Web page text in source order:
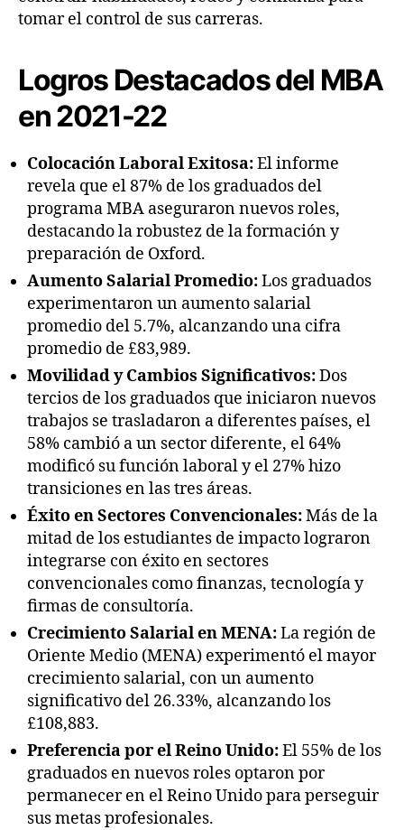
tomar el control de sus carreras.
Logros Destacados del MBA
en 2021-22
Colocación Laboral Exitosa:El informe
revela que el 87% de los graduados del
programa MBA aseguraron nuevos roles,
destacando la robustez de la formación y
preparación de Oxford.
Aumento Salarial Promedio:Los graduados
experimentaron un aumento salarial
promedio del 5.7%, alcanzando una cifra
promedio de £83,989.
Movilidad y Cambios Significativos:Dos
tercios de los graduados que iniciaron nuevos
trabajos se trasladaron a diferentes países, el
58% cambió a un sector diferente, el 64%
modificó su función laboral y el 27% hizo
transiciones en las tres áreas.
Éxito en Sectores Convencionales:Más de la
mitad de los estudiantes de impacto lograron
integrarse con éxito en sectores
convencionales como finanzas, tecnología y
firmas de consultoría.
Crecimiento Salarial en MENA:La región de
Oriente Medio (MENA) experimentó el mayor
crecimiento salarial, con un aumento
significativo del 26.33%, alcanzando los
£108,883.
Preferencia por el Reino Unido:El 55% de los
graduados en nuevos roles optaron por
permanecer en el Reino Unido para perseguir
sus metas profesionales.